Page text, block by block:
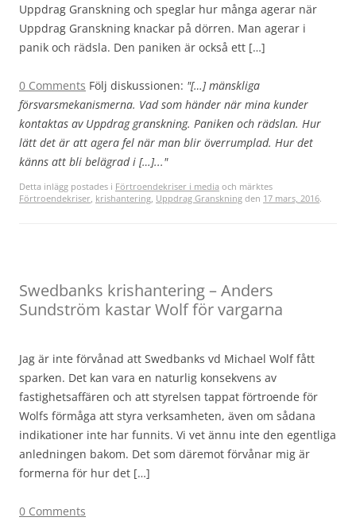
Uppdrag Granskning och speglar hur många agerar när
Uppdrag Granskning knackar på dörren. Man agerar i
panik och rädsla. Den paniken är också ett […]
0 Comments Följ diskussionen: "[…] mänskliga
försvarsmekanismerna. Vad som händer när mina kunder
kontaktas av Uppdrag granskning. Paniken och rädslan. Hur
lätt det är att agera fel när man blir överrumplad. Hur det
känns att bli belägrad i […]..."
Detta inlägg postades i Förtroendekriser i media och märktes
Förtroendekriser, krishantering, Uppdrag Granskning den 17 mars, 2016.
Swedbanks krishantering – Anders
Sundström kastar Wolf för vargarna
Jag är inte förvånad att Swedbanks vd Michael Wolf fått
sparken. Det kan vara en naturlig konsekvens av
fastighetsaffären och att styrelsen tappat förtroende för
Wolfs förmåga att styra verksamheten, även om sådana
indikationer inte har funnits. Vi vet ännu inte den egentliga
anledningen bakom. Det som däremot förvånar mig är
formerna för hur det […]
0 Comments